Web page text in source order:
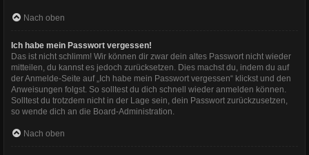
Nach oben
Ich habe mein Passwort vergessen!
Das ist nicht schlimm! Wir können dir zwar dein altes Passwort nicht wieder
mitteilen, du kannst es jedoch zurücksetzen. Dies machst du, indem du auf
der Anmelde-Seite auf „Ich habe mein Passwort vergessen“ klickst und den
Anweisungen folgst. So solltest du dich schnell wieder anmelden können.
Solltest du trotzdem nicht in der Lage sein, dein Passwort zurückzusetzen,
so wende dich an die Board-Administration.
Nach oben